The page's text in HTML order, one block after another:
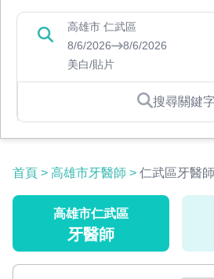
高雄市 仁武區
8/6/2026
8/6/2026
美白/貼片
搜尋關鍵
首頁 > 高雄市牙醫師 > 仁武區牙醫師
高雄市仁武區
牙醫師